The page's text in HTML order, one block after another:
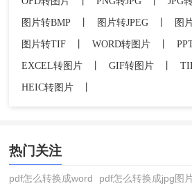
图片转BMP
图片转JPEG 图
图片转TIF
WORD转图片
EXCEL转图片
GIF转图片
HEIC转图片
热门关注
pdf怎么转换成word pdf怎么转换成jpg图